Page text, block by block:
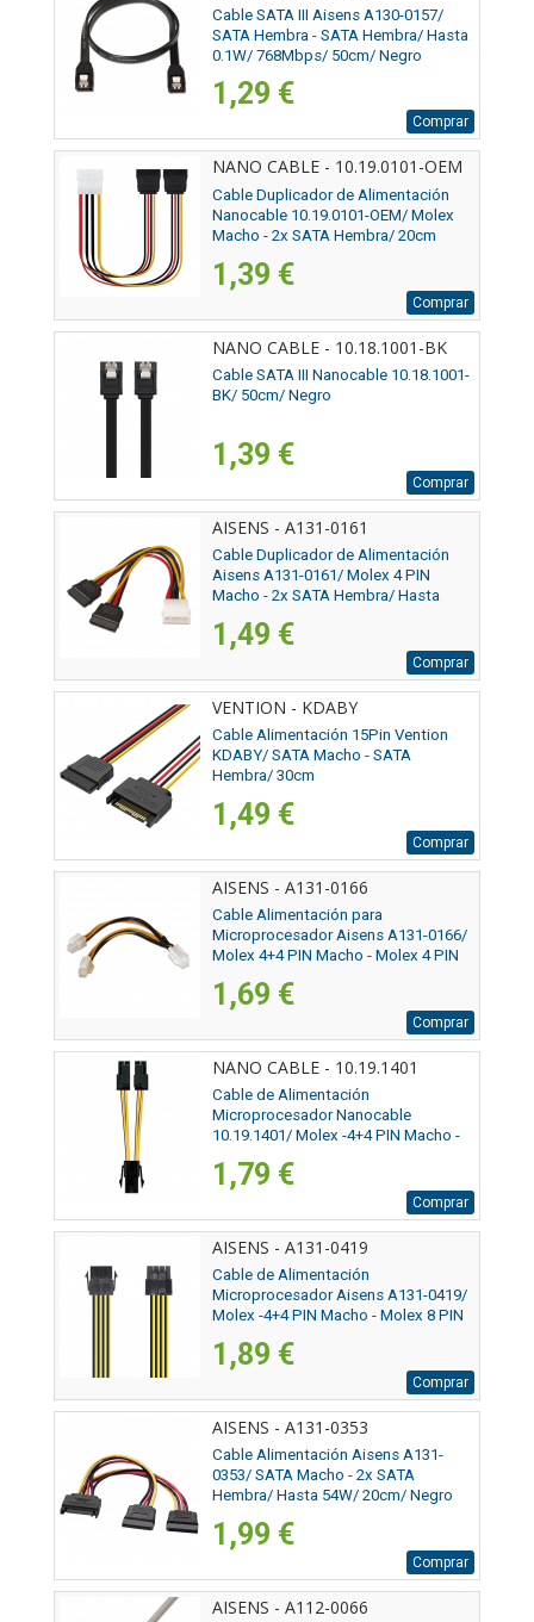
Cable SATA III Aisens A130-0157/
SATA Hembra - SATA Hembra/ Hasta
0.1W/ 768Mbps/ 50cm/ Negro
1,29 €
Comprar
NANO CABLE - 10.19.0101-OEM
Cable Duplicador de Alimentación
Nanocable 10.19.0101-OEM/ Molex
Macho - 2x SATA Hembra/ 20cm
1,39 €
Comprar
NANO CABLE - 10.18.1001-BK
Cable SATA III Nanocable 10.18.1001-
BK/ 50cm/ Negro
1,39 €
Comprar
AISENS - A131-0161
Cable Duplicador de Alimentación
Aisens A131-0161/ Molex 4 PIN
Macho - 2x SATA Hembra/ Hasta
1,49 €
Comprar
VENTION - KDABY
Cable Alimentación 15Pin Vention
KDABY/ SATA Macho - SATA
Hembra/ 30cm
1,49 €
Comprar
AISENS - A131-0166
Cable Alimentación para
Microprocesador Aisens A131-0166/
Molex 4+4 PIN Macho - Molex 4 PIN
1,69 €
Comprar
NANO CABLE - 10.19.1401
Cable de Alimentación
Microprocesador Nanocable
10.19.1401/ Molex -4+4 PIN Macho -
1,79 €
Comprar
AISENS - A131-0419
Cable de Alimentación
Microprocesador Aisens A131-0419/
Molex -4+4 PIN Macho - Molex 8 PIN
1,89 €
Comprar
AISENS - A131-0353
Cable Alimentación Aisens A131-
0353/ SATA Macho - 2x SATA
Hembra/ Hasta 54W/ 20cm/ Negro
1,99 €
Comprar
AISENS - A112-0066